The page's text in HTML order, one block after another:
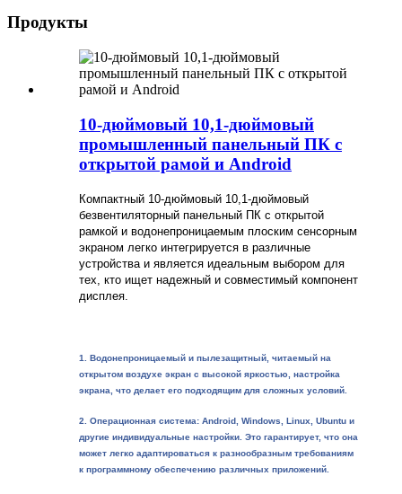
Продукты
10-дюймовый 10,1-дюймовый
промышленный панельный ПК с
открытой рамой и Android
Компактный 10-дюймовый 10,1-дюймовый
безвентиляторный панельный ПК с открытой
рамкой и водонепроницаемым плоским сенсорным
экраном легко интегрируется в различные
устройства и является идеальным выбором для
тех, кто ищет надежный и совместимый компонент
дисплея.
1. Водонепроницаемый и пылезащитный, читаемый на
открытом воздухе экран с высокой яркостью, настройка
экрана, что делает его подходящим для сложных условий.
2. Операционная система: Android, Windows, Linux, Ubuntu и
другие индивидуальные настройки. Это гарантирует, что она
может легко адаптироваться к разнообразным требованиям
к программному обеспечению различных приложений.